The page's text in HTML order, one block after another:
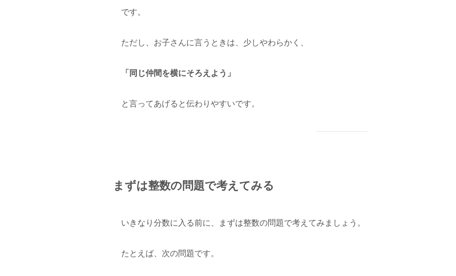
です。
ただし、お子さんに言うときは、少しやわらかく、
「同じ仲間を横にそろえよう」
と言ってあげると伝わりやすいです。
まずは整数の問題で考えてみる
いきなり分数に入る前に、まずは整数の問題で考えてみましょう。
たとえば、次の問題です。